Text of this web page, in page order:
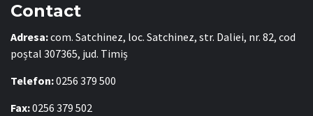
Contact
Adresa:com. Satchinez, loc. Satchinez, str. Daliei, nr. 82, cod
poștal 307365, jud. Timiș
Telefon:0256 379 500
Fax:0256 379 502